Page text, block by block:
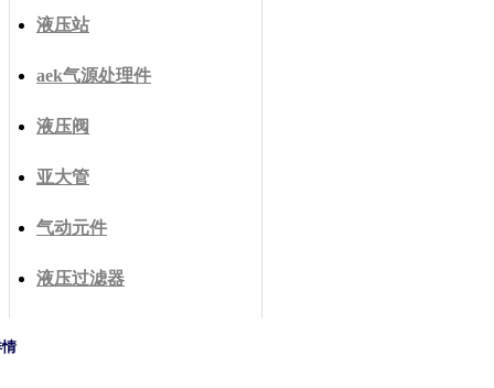
液压站
aek气源处理件
液压阀
亚大管
气动元件
液压过滤器